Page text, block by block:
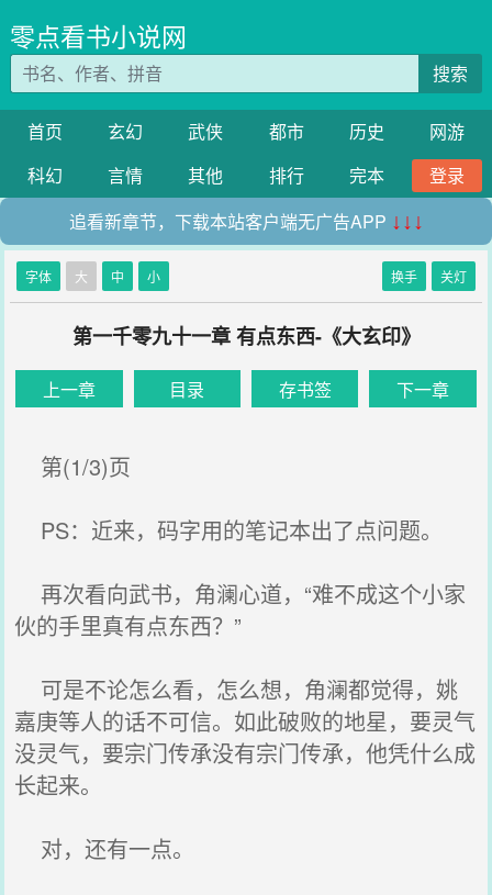
零点看书小说网
搜索
首页 玄幻 武侠 都市 历史
网游
科幻
言情 其他 排行 完本
登录
追看新章节，下载本站客户端无广告APP ↓↓↓
字体 大 中 小 换手 关灯
第一千零九十一章 有点东西-《大玄印》
上一章 目录 存书签 下一章
第(1/3)页
PS：近来，码字用的笔记本出了点问题。
再次看向武书，角澜心道，“难不成这个小家
伙的手里真有点东西？”
可是不论怎么看，怎么想，角澜都觉得，姚
嘉庚等人的话不可信。如此破败的地星，要灵气
没灵气，要宗门传承没有宗门传承，他凭什么成
长起来。
对，还有一点。